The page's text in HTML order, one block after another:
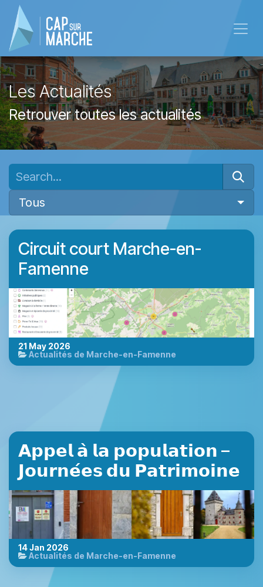
Skip to Content
Les Actualités
Retrouver toutes les actualités
Tous
Circuit court Marche-en-
Famenne
21 May 2026
Actualités de Marche-en-Famenne
𝗔𝗽𝗽𝗲𝗹 𝗮̀ 𝗹𝗮 𝗽𝗼𝗽𝘂𝗹𝗮𝘁𝗶𝗼𝗻 –
𝗝𝗼𝘂𝗿𝗻𝗲́𝗲𝘀 𝗱𝘂 𝗣𝗮𝘁𝗿𝗶𝗺𝗼𝗶𝗻𝗲
14 Jan 2026
Actualités de Marche-en-Famenne